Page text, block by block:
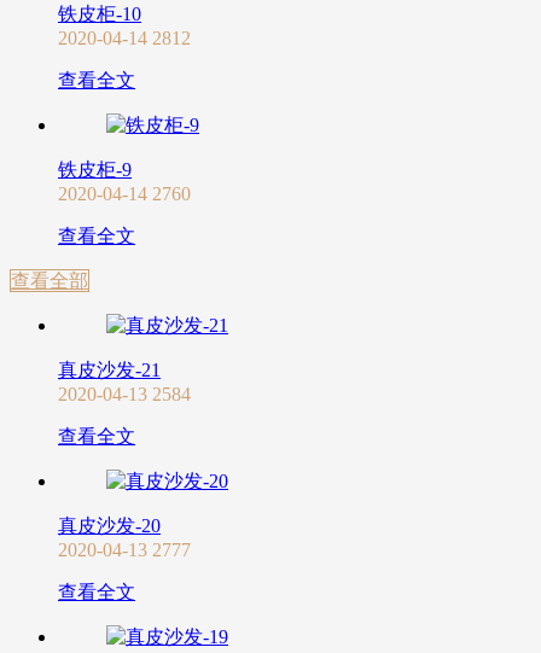
铁皮柜-10
2020-04-14 2812
查看全文
铁皮柜-9
2020-04-14 2760
查看全文
查看全部
真皮沙发-21
2020-04-13 2584
查看全文
真皮沙发-20
2020-04-13 2777
查看全文